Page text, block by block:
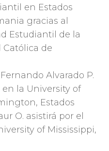
en Estados
gracias al
Estudiantil de la
de
Alvarado P.
la University of
Estados
O. asistirá por el
of Mississippi,